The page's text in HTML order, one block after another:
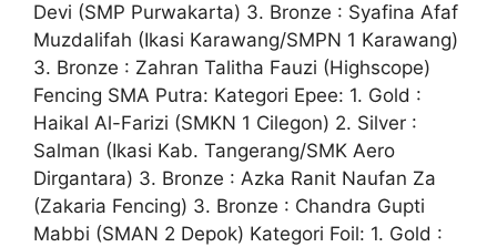
Devi (SMP Purwakarta) 3. Bronze : Syafina Afaf
Muzdalifah (Ikasi Karawang/SMPN 1 Karawang)
3. Bronze : Zahran Talitha Fauzi (Highscope)
Fencing SMA Putra: Kategori Epee: 1. Gold :
Haikal Al-Farizi (SMKN 1 Cilegon) 2. Silver :
Salman (Ikasi Kab. Tangerang/SMK Aero
Dirgantara) 3. Bronze : Azka Ranit Naufan Za
(Zakaria Fencing) 3. Bronze : Chandra Gupti
Mabbi (SMAN 2 Depok) Kategori Foil: 1. Gold :